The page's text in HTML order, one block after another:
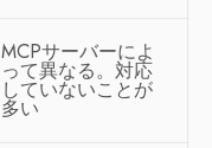
MCPサーバーによ
って異なる。対応
していないことが
多い